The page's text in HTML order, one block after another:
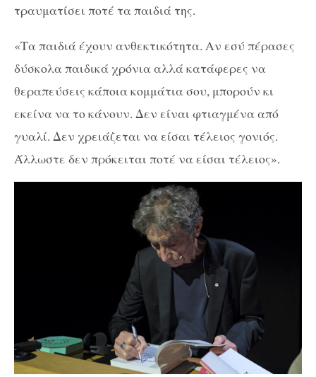
τραυματίσει ποτέ τα παιδιά της.
«Τα παιδιά έχουν ανθεκτικότητα. Αν εσύ πέρασες
δύσκολα παιδικά χρόνια αλλά κατάφερες να
θεραπεύσεις κάποια κομμάτια σου, μπορούν κι
εκείνα να το κάνουν. Δεν είναι φτιαγμένα από
γυαλί. Δεν χρειάζεται να είσαι τέλειος γονιός.
Άλλωστε δεν πρόκειται ποτέ να είσαι τέλειος».